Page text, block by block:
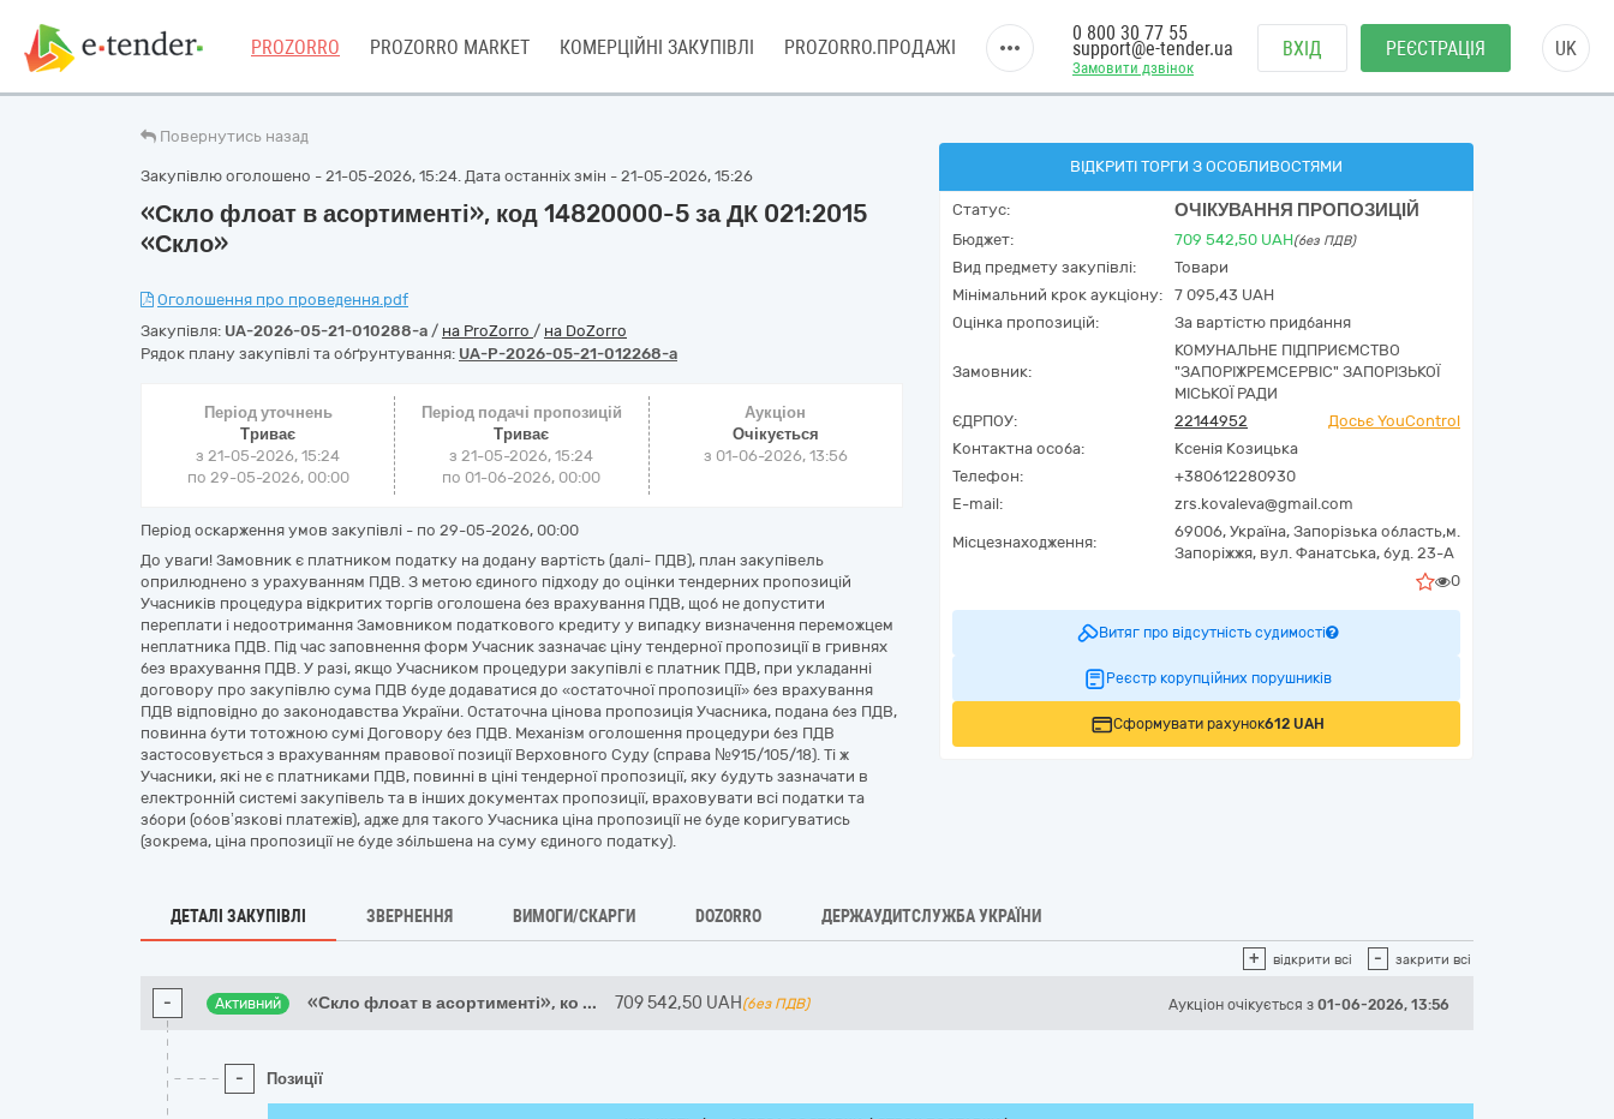
PROZORRO PROZORRO MARKET КОМЕРЦІЙНІ ЗАКУПІВЛІ PROZORRO.ПРОДАЖІ
Замовити дзвінок
0 800 30 77 55
support@e-tender.ua ВХІД РЕЄСТРАЦІЯ UK
Повернутись назад
Закупівлю оголошено - 21-05-2026, 15:24. Дата останніх змін - 21-05-2026, 15:26
«Скло флоат в асортименті», код 14820000-5 за ДК 021:2015
«Скло»
Оголошення про проведення.pdf
Закупівля: UA-2026-05-21-010288-a / на ProZorro / на DoZorro
Рядок плану закупівлі та обґрунтування: UA-P-2026-05-21-012268-a
Період уточнень
Триває
з 21-05-2026, 15:24
по 29-05-2026, 00:00
Період подачі пропозицій
Триває
з 21-05-2026, 15:24
по 01-06-2026, 00:00
Аукціон
Очікується
з 01-06-2026, 13:56
Період оскарження умов закупівлі - по 29-05-2026, 00:00
До уваги! Замовник є платником податку на додану вартість (далі- ПДВ), план закупівель
оприлюднено з урахуванням ПДВ. З метою єдиного підходу до оцінки тендерних пропозицій
Учасників процедура відкритих торгів оголошена без врахування ПДВ, щоб не допустити
переплати і недоотримання Замовником податкового кредиту у випадку визначення переможцем
неплатника ПДВ. Під час заповнення форм Учасник зазначає ціну тендерної пропозиції в гривнях
без врахування ПДВ. У разі, якщо Учасником процедури закупівлі є платник ПДВ, при укладанні
договору про закупівлю сума ПДВ буде додаватися до «остаточної пропозиції» без врахування
ПДВ відповідно до законодавства України. Остаточна цінова пропозиція Учасника, подана без ПДВ,
повинна бути тотожною сумі Договору без ПДВ. Механізм оголошення процедури без ПДВ
застосовується з врахуванням правової позиції Верховного Суду (справа №915/105/18). Ті ж
Учасники, які не є платниками ПДВ, повинні в ціні тендерної пропозиції, яку будуть зазначати в
електронній системі закупівель та в інших документах пропозиції, враховувати всі податки та
збори (обов’язкові платежів), адже для такого Учасника ціна пропозиції не буде коригуватись
(зокрема, ціна пропозиції не буде збільшена на суму єдиного податку).
ВІДКРИТІ ТОРГИ З ОСОБЛИВОСТЯМИ
Статус: ОЧІКУВАННЯ ПРОПОЗИЦІЙ
Бюджет: 709 542,50 UAH(без ПДВ)
Вид предмету закупівлі:
Товари
Мінімальний крок аукціону:
7 095,43 UAH
Оцінка пропозицій:
За вартістю придбання
Замовник:
КОМУНАЛЬНЕ ПІДПРИЄМСТВО
"ЗАПОРІЖРЕМСЕРВІС" ЗАПОРІЗЬКОЇ
МІСЬКОЇ РАДИ
ЄДРПОУ:
22144952
Досьє YouControl
Контактна особа:
Ксенія Козицька
Телефон:
+380612280930
E-mail:
zrs.kovaleva@gmail.com
Місцезнаходження:
69006, Україна, Запорізька область,м.
Запоріжжя, вул. Фанатська, буд. 23-А
0
Витяг про відсутність судимості
Реєстр корупційних порушників
Сформувати рахунок612 UAH
ДЕТАЛІ ЗАКУПІВЛІ ЗВЕРНЕННЯ ВИМОГИ/СКАРГИ DOZORRO ДЕРЖАУДИТСЛУЖБА УКРАЇНИ
+ відкрити всі - закрити всі
- Активний «Скло флоат в асортименті», ко ... 709 542,50 UAH (без ПДВ) Аукціон очікується з 01-06-2026, 13:56
- Позиції